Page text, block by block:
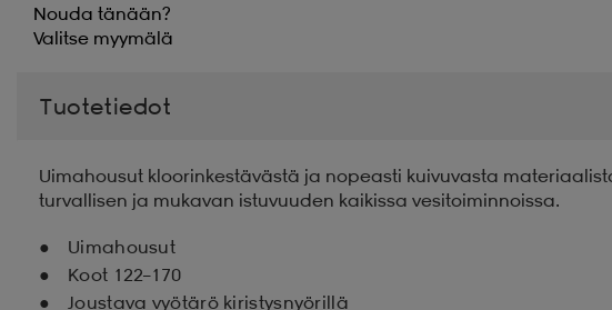
Nouda tänään?
Valitse myymälä
Tuotetiedot
Uimahousut kloorinkestävästä ja nopeasti kuivuvasta
turvallisen ja mukavan istuvuuden kaikissa vesitoiminnoissa.
Uimahousut
Koot 122–170
Joustava vyötärö kiristysnyörillä